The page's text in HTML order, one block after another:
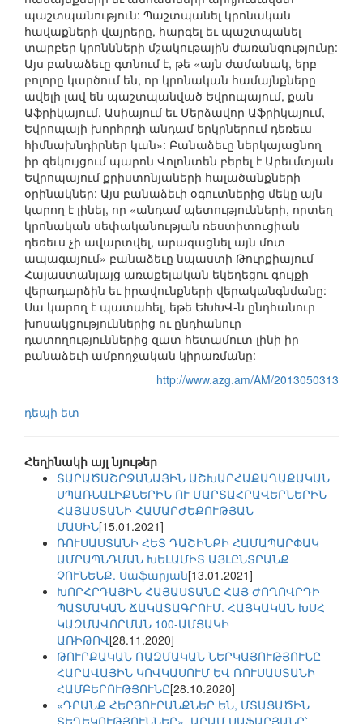
պաշտպանություն: Պաշտպանել կրոնական
հավաքների վայրերը, հարգել եւ պաշտպանել
տարբեր կրոննների մշակութային ժառանգությունը:
Այս բանաձեւը գտնում է, թե «այն ժամանակ, երբ
բոլորը կարծում են, որ կրոնական համայնքները
ավելի լավ են պաշտպանված Եվրոպայում, քան
Աֆրիկայում, Ասիայում եւ Մերձավոր Աֆրիկայում,
Եվրոպայի խորհրդի անդամ երկրներում դեռեւս
հիմնախնդիրներ կան»: Բանաձեւը ներկայացնող
իր զեկույցում պարոն Վոլոնտեն բերել է Արեւմտյան
Եվրոպայում քրիստոնյաների հալածանքների
օրինակներ: Այս բանաձեւի օգուտներից մեկը այն
կարող է լինել, որ «անդամ պետությունների, որտեղ
կրոնական սեփականության ռեստիտուցիան
դեռեւս չի ավարտվել, արագացնել այն մոտ
ապագայում» բանաձեւը նպաստի Թուրքիայում
Հայաստանյայց առաքելական եկեղեցու գույքի
վերադարձին եւ իրավունքների վերականգնմանը:
Սա կարող է պատահել, եթե ԵԽԽՎ-ն ընդհանուր
խոսակցություններից ու ընդհանուր
դատողություններից զատ հետամուտ լինի իր
բանաձեւի ամբողջական կիրառմանը:
http://www.azg.am/AM/2013050313
դեպի ետ
Հեղինակի այլ նյութեր
ՏԱՐԱԾԱՇՐՋԱՆԱՅԻՆ ԱՇԽԱՐՀԱՔԱՂԱՔԱԿԱՆ
ՍՊԱՌՆԱԼԻՔՆԵՐԻՆ ՈՒ ՄԱՐՏԱՀՐԱՎԵՐՆԵՐԻՆ
ՀԱՅԱՍՏԱՆԻ ՀԱՄԱՐԺԵՔՈՒԹՅԱՆ
ՄԱՍԻՆ[15.01.2021]
ՌՈՒՍԱՍՏԱՆԻ ՀԵՏ ԴԱՇԻՆՔԻ ՀԱՄԱՊԱՐՓԱԿ
ԱՄՐԱՊՆԴՄԱՆ ԽԵԼԱՄԻՏ ԱՅԼԸՆՏՐԱՆՔ
ՉՈՒՆԵՆՔ. Սաֆարյան[13.01.2021]
ԽՈՐՀՐԴԱՅԻՆ ՀԱՅԱՍՏԱՆԸ ՀԱՅ ԺՈՂՈՎՐԴԻ
ՊԱՏՄԱԿԱՆ ՃԱԿԱՏԱԳՐՈՒՄ. ՀԱՅԿԱԿԱՆ ԽՍՀ
ԿԱԶՄԱՎՈՐՄԱՆ 100-ԱՄՅԱԿԻ
ԱՌԻԹՈՎ[28.11.2020]
ԹՈՒՐՔԱԿԱՆ ՌԱԶՄԱԿԱՆ ՆԵՐԿԱՅՈՒԹՅՈՒՆԸ
ՀԱՐԱՎԱՅԻՆ ԿՈՎԿԱՍՈՒՄ ԵՎ ՌՈՒՍԱՍՏԱՆԻ
ՀԱՄԲԵՐՈՒԹՅՈՒՆԸ[28.10.2020]
«ԴՐԱՆՔ ՀԵՐՅՈՒՐԱՆՔՆԵՐ ԵՆ, ՄՏԱՑԱԾԻՆ